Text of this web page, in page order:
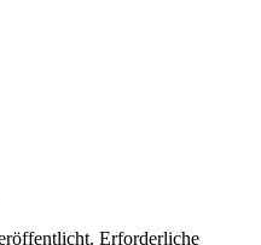
Erforderliche